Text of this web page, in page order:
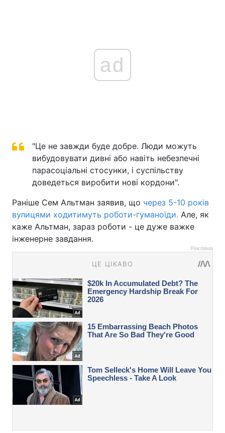
ad
"Це не завжди буде добре. Люди можуть
вибудовувати дивні або навіть небезпечні
парасоціальні стосунки, і суспільству
доведеться виробити нові кордони".
Раніше Сем Альтман заявив, що через 5-10 років
вулицями ходитимуть роботи-гуманоїди. Але, як
каже Альтман, зараз роботи - це дуже важке
інженерне завдання.
Реклама